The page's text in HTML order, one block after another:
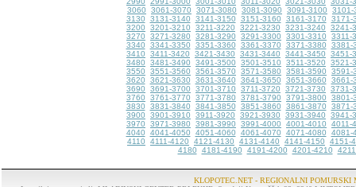
3060
3061-3070 3071-3080 3081-3090 3091-3100
3101-
3130
3131-3140 3141-3150 3151-3160 3161-3170
3171-
3200
3201-3210 3211-3220 3221-3230 3231-3240
3241-
3270
3271-3280 3281-3290 3291-3300 3301-3310
3311-
3340
3341-3350 3351-3360 3361-3370 3371-3380
3381-
3410
3411-3420 3421-3430 3431-3440 3441-3450
3451-
3480
3481-3490 3491-3500 3501-3510 3511-3520
3521-
3550
3551-3560 3561-3570 3571-3580 3581-3590
3591-
3620
3621-3630 3631-3640 3641-3650 3651-3660
3661-
3690
3691-3700 3701-3710 3711-3720 3721-3730
3731-
3760
3761-3770 3771-3780 3781-3790 3791-3800
3801-
3830
3831-3840 3841-3850 3851-3860 3861-3870
3871-
3900
3901-3910 3911-3920 3921-3930 3931-3940
3941-
3970
3971-3980 3981-3990 3991-4000 4001-4010
4011-
4040
4041-4050 4051-4060 4061-4070 4071-4080
4081-
4110
4111-4120 4121-4130 4131-4140 4141-4150
4151-
4180
4181-4190 4191-4200 4201-4210
KLOPOTEC.NET - REGIONALNI POMURSKI